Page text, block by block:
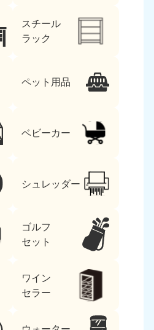
スチール
ラック
ペット用品
ベビーカー
シュレッダー
ゴルフ
セット
ワイン
セラー